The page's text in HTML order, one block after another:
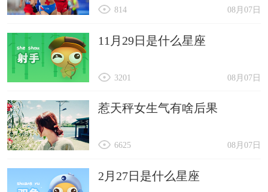
08月07日
814
11月29日是什么星座
08月07日
3201
惹天秤女生气有啥后果
08月07日
6625
2月27日是什么星座